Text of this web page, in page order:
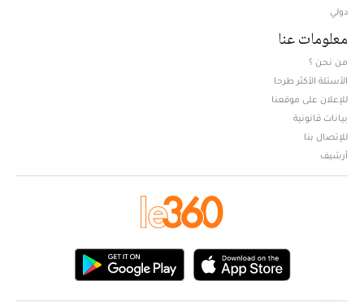
دولي
معلومات عنا
من نحن ؟
الأسئلة الأكثر طرحا
للإعلان على موقعنا
بيانات قانونية
للإتصال بنا
أرشيف